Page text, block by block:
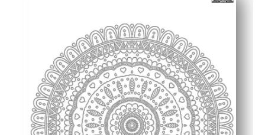
Můžete vytisknout tolik, kolik potřebujete pro